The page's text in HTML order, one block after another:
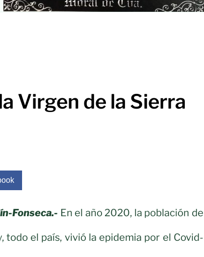
Virgen de la Sierra
Fonseca.- En el año 2020, la población de
todo el país, vivió la epidemia por el Covid-